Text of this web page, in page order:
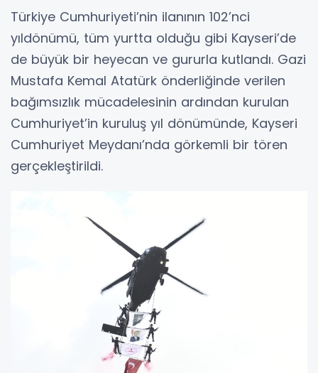
Türkiye Cumhuriyeti’nin ilanının 102’nci
yıldönümü, tüm yurtta olduğu gibi Kayseri’de
de büyük bir heyecan ve gururla kutlandı. Gazi
Mustafa Kemal Atatürk önderliğinde verilen
bağımsızlık mücadelesinin ardından kurulan
Cumhuriyet’in kuruluş yıl dönümünde, Kayseri
Cumhuriyet Meydanı’nda görkemli bir tören
gerçekleştirildi.